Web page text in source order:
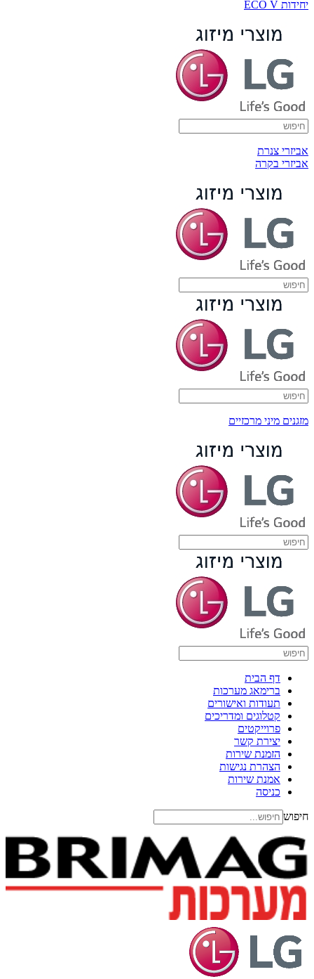
יחידות ECO V
אביזרי צנרת
אביזרי בקרה
מזגנים מיני מרכזיים
דף הבית
ברימאג מערכות
תעודות ואישורים
קטלוגים ומדריכים
פרוייקטים
יצירת קשר
הזמנת שירות
הצהרת נגישות
אמנת שירות
כניסה
חיפוש